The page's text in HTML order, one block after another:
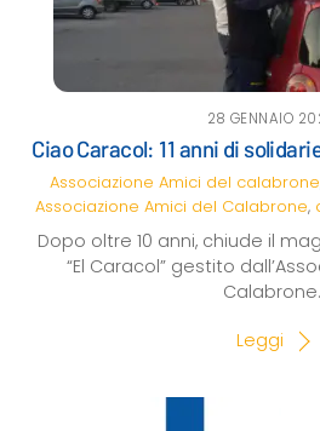
28 GENNAIO
Ciao Caracol: 11 anni di
Associazione Amici del calabrone
Associazione Amici del Calabrone,
Dopo oltre 10 anni, chiude il
“El Caracol” gestito
Calabrone.
Leggi